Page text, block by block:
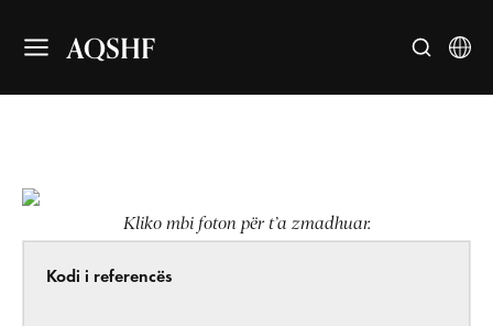
AQSHF
Kliko mbi foton për t’a zmadhuar.
Kodi i referencës